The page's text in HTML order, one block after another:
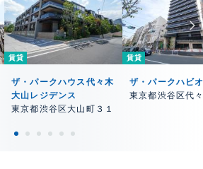
賃貸
ザ・パークハウス代々木
大山レジデンス
東京都渋谷区大山町３１
賃貸
ザ・パークハビ
東京都渋谷区代